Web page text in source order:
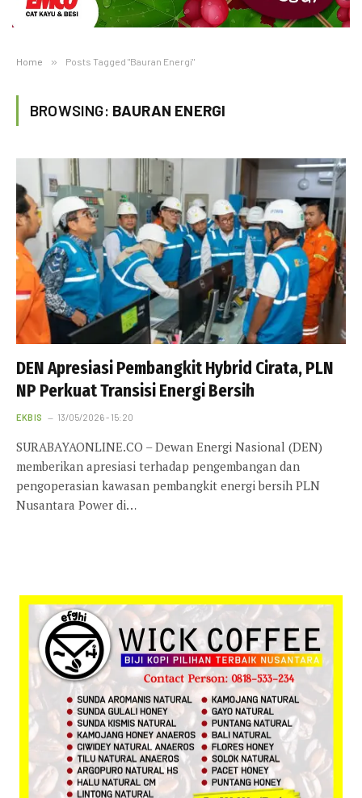
Home » Posts Tagged "Bauran Energi"
BROWSING: BAURAN ENERGI
DEN Apresiasi Pembangkit Hybrid Cirata, PLN
NP Perkuat Transisi Energi Bersih
EKBIS 13/05/2026 - 15:20
SURABAYAONLINE.CO – Dewan Energi Nasional (DEN)
memberikan apresiasi terhadap pengembangan dan
pengoperasian kawasan pembangkit energi bersih PLN
Nusantara Power di…